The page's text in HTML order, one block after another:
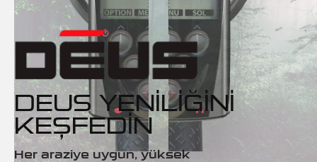
DEUS YENILIĞINI
KEŞFEDIN
Her araziye uygun, yüksek